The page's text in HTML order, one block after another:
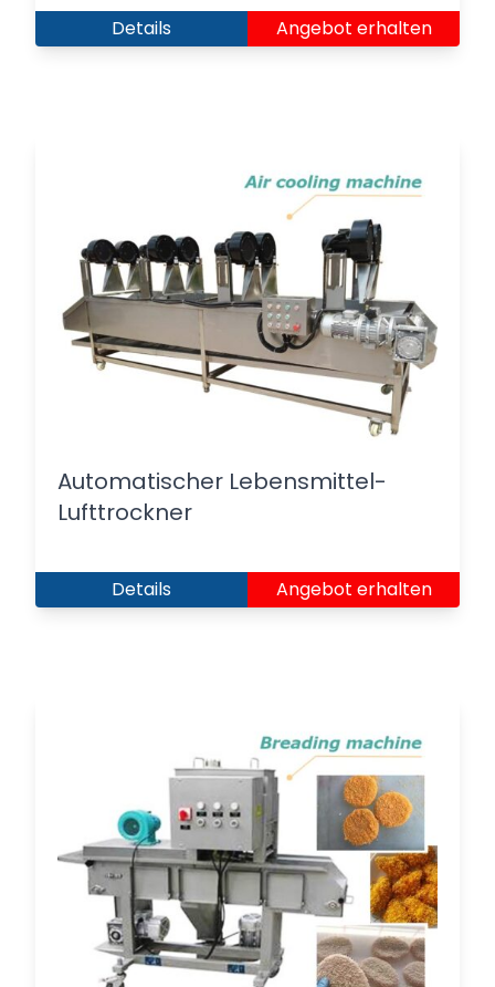
Details Angebot erhalten
Automatischer Lebensmittel-
Lufttrockner
Details Angebot erhalten